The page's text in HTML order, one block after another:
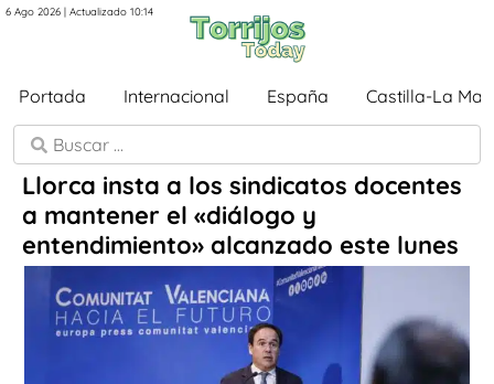
6 Ago 2026 | Actualizado 10:14
Portada Internacional España Castilla-La
Llorca insta a los sindicatos docentes
a mantener el «diálogo y
entendimiento» alcanzado este lunes